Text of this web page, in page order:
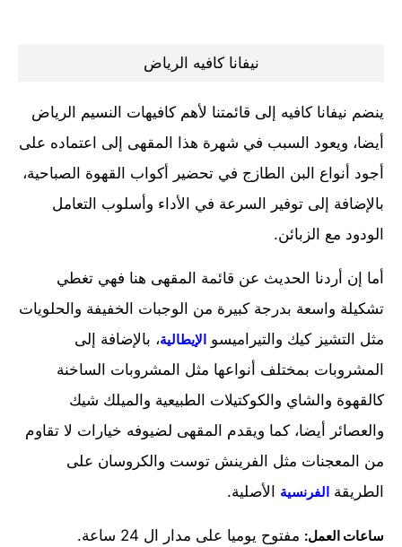
نيفانا كافيه الرياض
ينضم نيفانا كافيه إلى قائمتنا لأهم كافيهات النسيم الرياض
أيضا، ويعود السبب في شهرة هذا المقهى إلى اعتماده على
أجود أنواع البن الطازج في تحضير أكواب القهوة الصباحية،
بالإضافة إلى توفير السرعة في الأداء وأسلوب التعامل
الودود مع الزبائن.
أما إن أردنا الحديث عن قائمة المقهى هنا فهي تغطي
تشكيلة واسعة بدرجة كبيرة من الوجبات الخفيفة والحلويات
مثل التشيز كيك والتيراميسو الإيطالية، بالإضافة إلى
المشروبات بمختلف أنواعها مثل المشروبات الساخنة
كالقهوة والشاي والكوكتيلات الطبيعية والميلك شيك
والعصائر أيضا، كما ويقدم المقهى لضيوفه خيارات لا تقاوم
من المعجنات مثل الفرينش توست والكروسان على
الطريقة الفرنسية الأصلية.
ساعات العمل: مفتوح يوميا على مدار ال 24 ساعة.